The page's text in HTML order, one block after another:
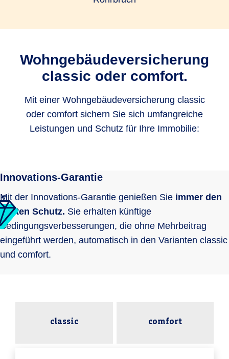
Wohngebäudeversicherung
classic oder comfort.
Mit einer Wohngebäudeversicherung classic
oder comfort sichern Sie sich umfangreiche
Leistungen und Schutz für Ihre Immobilie:
Innovations-Garantie
Mit der Innovations-Garantie genießen Sie immer den
besten Schutz. Sie erhalten künftige
Bedingungsverbesserungen, die ohne Mehrbeitrag
eingeführt werden, automatisch in den Varianten classic
und comfort.
classic comfort